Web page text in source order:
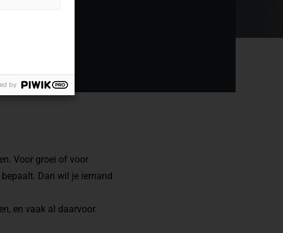
Voor groei of voor
Dan wil je iemand
en vaak al daarvoor.
by